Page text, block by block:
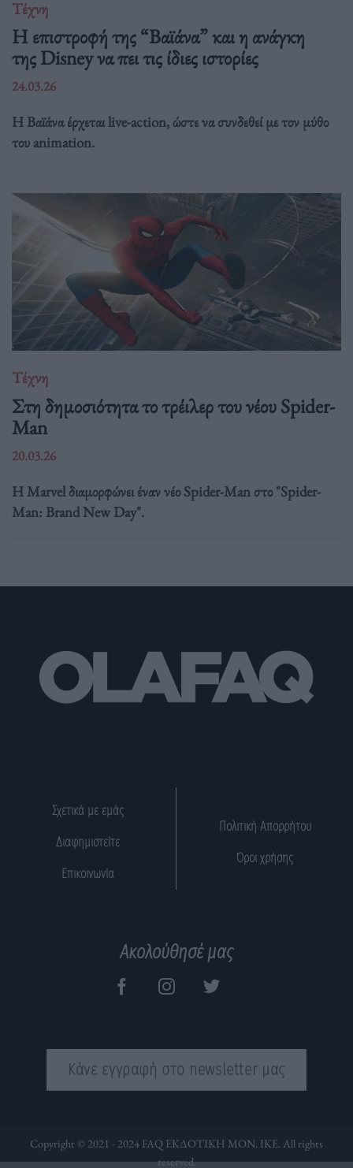
Τέχνη
Η επιστροφή της “Βαϊάνα” και η ανάγκη
της Disney να πει τις ίδιες ιστορίες
24.03.26
Η Βαϊάνα έρχεται live-action, ώστε να συνδεθεί με τον μύθο
του animation.
Τέχνη
Στη δημοσιότητα το τρέιλερ του νέου Spider-
Man
20.03.26
Η Marvel διαμορφώνει έναν νέο Spider-Man στο "Spider-
Man: Brand New Day".
Σχετικά με εμάς
Διαφημιστείτε
Επικοινωνία
Πολιτική Απορρήτου
Όροι χρήσης
Ακολούθησέ μας
Κάνε εγγραφή στο newsletter μας
Copyright © 2021 - 2024 FAQ ΕΚΔΟΤΙΚΗ ΜΟΝ. ΙΚΕ. All rights
reserved.